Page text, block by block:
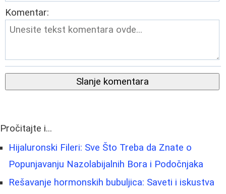
Komentar:
Slanje komentara
Pročitajte i...
Hijaluronski Fileri: Sve Što Treba da Znate o
Popunjavanju Nazolabijalnih Bora i Podočnjaka
Rešavanje hormonskih bubuljica: Saveti i iskustva